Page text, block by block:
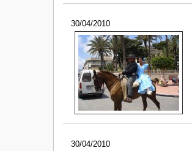
30/04/2010
30/04/2010